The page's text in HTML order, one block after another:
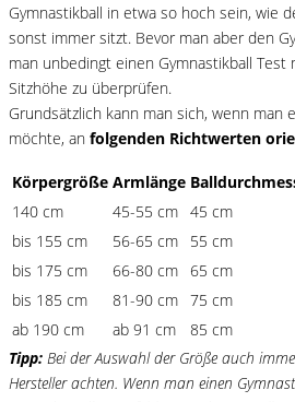
Gymnastikball in etwa so hoch sein, wie
sonst immer sitzt. Bevor man aber den
man unbedingt einen Gymnastikball Test
Sitzhöhe zu überprüfen.
Grundsätzlich kann man sich, wenn man
möchte, an folgenden Richtwerten
Körpergröße Armlänge
140 cm
45-55 cm 45 cm
bis 155 cm
56-65 cm
55 cm
bis 175 cm
66-80 cm
65 cm
bis 185 cm
81-90 cm 75 cm
ab 190 cm
ab 91 cm
85 cm
Tipp: Bei der Auswahl der Größe auch
Hersteller achten. Wenn man einen